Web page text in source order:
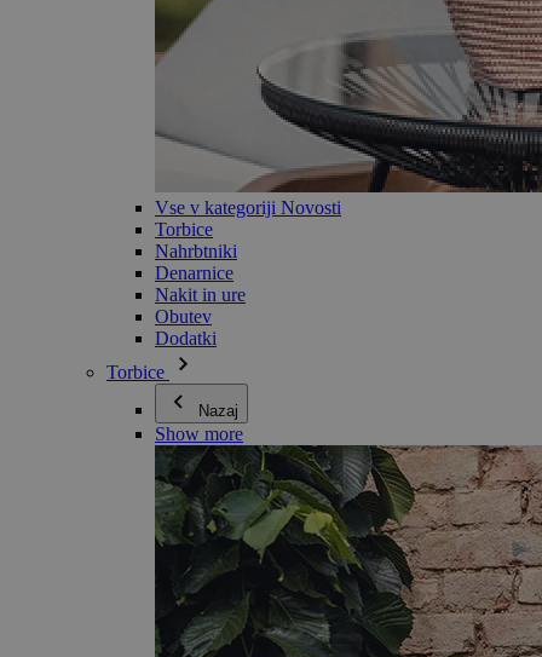
Vse v kategoriji Novosti
Torbice
Nahrbtniki
Denarnice
Nakit in ure
Obutev
Dodatki
Torbice
Nazaj
Show more